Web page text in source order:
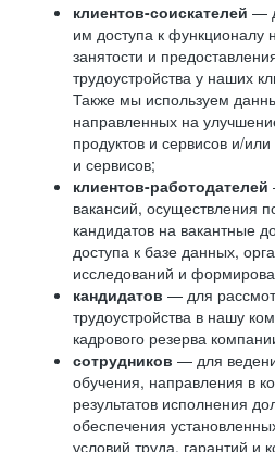
клиентов-соискателей —
им доступа к функционалу
занятости и
трудоустройства у наших
Также мы используем
направленных на
продуктов и сервисов и/
и сервисов;
клиентов-работодателей
вакансий, осуществления
кандидатов на вакантные
доступа к базе данных,
исследований и
кандидатов — для
трудоустройства в нашу
кадрового резерва
сотрудников — для
обучения, направления в
результатов исполнения
обеспечения
условий труда, гарантий и